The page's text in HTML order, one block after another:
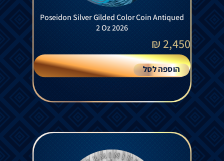
Poseidon Silver Gilded Color Coin Antiqued
2 Oz 2026
2,450
₪
הוספה לסל